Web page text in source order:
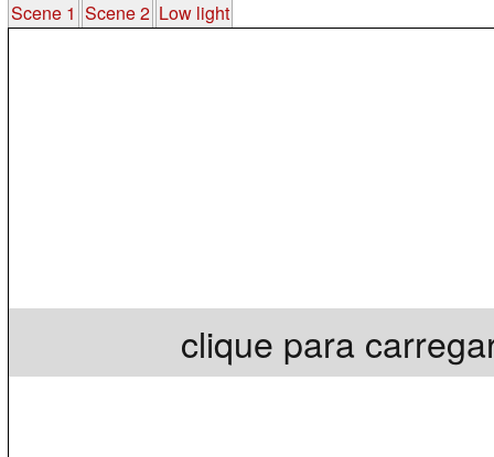
Scene 1 Scene 2 Low light
clique para